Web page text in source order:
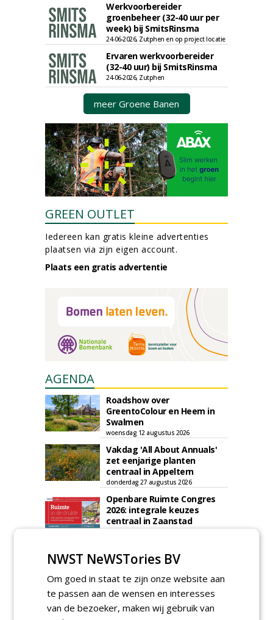
Werkvoorbereider
groenbeheer (32-40 uur per
week) bij SmitsRinsma
24-06-2026, Zutphen en op project locatie
Ervaren werkvoorbereider
(32-40 uur) bij SmitsRinsma
24-06-2026, Zutphen
meer Groene Banen
GREEN OUTLET
Iedereen kan gratis kleine advertenties
plaatsen via zijn eigen account.
Plaats een gratis advertentie
AGENDA
Roadshow over
GreentoColour en Heem in
Swalmen
woensdag 12 augustus 2026
Vakdag 'All About Annuals'
zet eenjarige planten
centraal in Appeltern
donderdag 27 augustus 2026
Openbare Ruimte Congres
2026: integrale keuzes
centraal in Zaanstad
dat natuurinclusieve
dinsdag 8 september 2026
Rooftop Symposium viert
tien jaar duurzame
NWST NeWSTories BV
Om goed in staat te zijn onze website aan
te passen aan de wensen en interesses
van de bezoeker, maken wij gebruik van